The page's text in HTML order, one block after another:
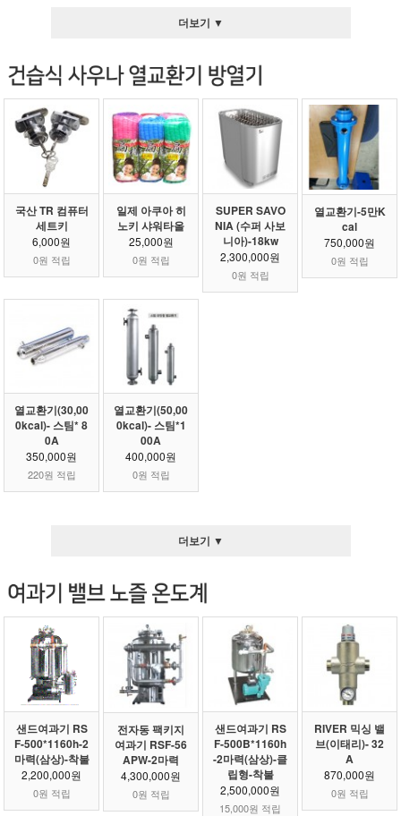
더보기 ▼
국산 TR 컴퓨터
세트키
6,000원
0원 적립
일제 아쿠아 히
노키 샤워타올
25,000원
0원 적립
SUPER SAVO
NIA (수퍼 사보
니아)-18kw
2,300,000원
0원 적립
열교환기-5만K
cal
750,000원
0원 적립
열교환기(30,00
0kcal)- 스팀* 8
0A
350,000원
220원 적립
열교환기(50,00
0kcal)- 스팀*1
00A
400,000원
0원 적립
더보기 ▼
샌드여과기 RS
F-500*1160h-2
마력(삼상)-착불
2,200,000원
0원 적립
전자동 팩키지
여과기 RSF-56
APW-2마력
4,300,000원
0원 적립
샌드여과기 RS
F-500B*1160h
-2마력(삼상)-클
립형-착불
2,500,000원
15,000원 적립
RIVER 믹싱 밸
브(이태리)- 32
A
870,000원
0원 적립